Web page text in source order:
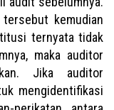
kemudian
ternyata tidak
maka auditor
Jika auditor
mengidentifikasi